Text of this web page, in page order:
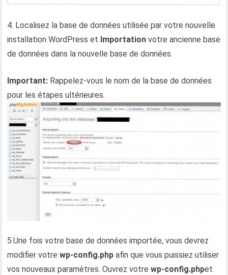
4. Localisez la base de données utilisée par votre nouvelle
installation WordPress et Importation votre ancienne base
de données dans la nouvelle base de données.
Important: Rappelez-vous le nom de la base de données
pour les étapes ultérieures.
5.Une fois votre base de données importée, vous devrez
modifier votrewp-config.php afin que vous puissiez utiliser
vos nouveaux paramètres. Ouvrez votrewp-config.phpet